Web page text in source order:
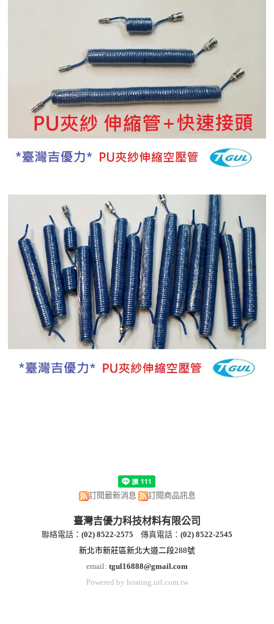
訂閱最新消息 訂閱商品訊息
臺灣吉優力科技材料有限公司
聯絡電話： (02) 8522-2575 傳真電話： (02) 8522-2545
新北市新莊區新北大道二段288號
email: tgul16888@gmail.com
Powered by hosting.url.com.tw